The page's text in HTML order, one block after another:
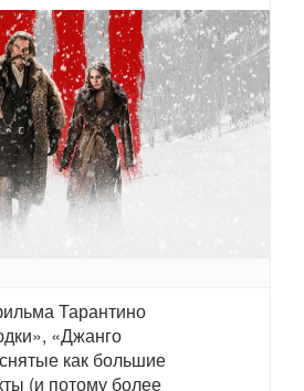
Тарантино
«Джанго
как большие
(и потому более